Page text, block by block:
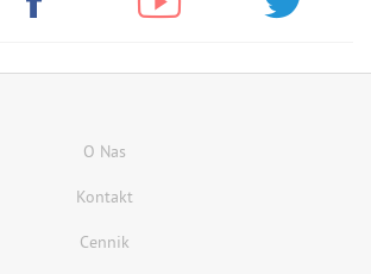
O Nas
Kontakt
Cennik